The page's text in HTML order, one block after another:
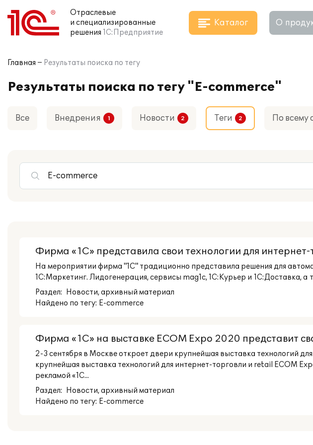
Отраслевые
и специализированные
решения 1С:Предприятие
Каталог О
Главная Результаты поиска по тегу
Результаты поиска по тегу "E-commerce"
Все Внедрения Новости Теги По всему
Фирма «1С» представила свои технологии для
На мероприятии фирма "1С" традиционно представила решения для
1С:Маркетинг. Лидогенерация, сервисы mag1c, 1С:Курьер и 1С:Доставка, а
Раздел:
Новости, архивный материал
Найдено по тегу: E-commerce
Фирма «1С» на выставке ECOM Expo 2020 представит
2-3 сентября в Москве откроет двери крупнейшая выставка технологий
крупнейшая выставка технологий для интернет-торговли и retail ECOM
рекламой «1С...
Раздел:
Новости, архивный материал
Найдено по тегу: E-commerce